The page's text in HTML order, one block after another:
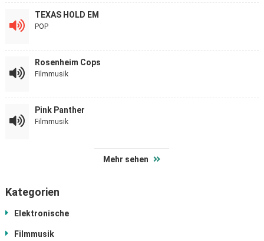
TEXAS HOLD EM
POP
Rosenheim Cops
Filmmusik
Pink Panther
Filmmusik
Mehr sehen
Kategorien
Elektronische
Filmmusik